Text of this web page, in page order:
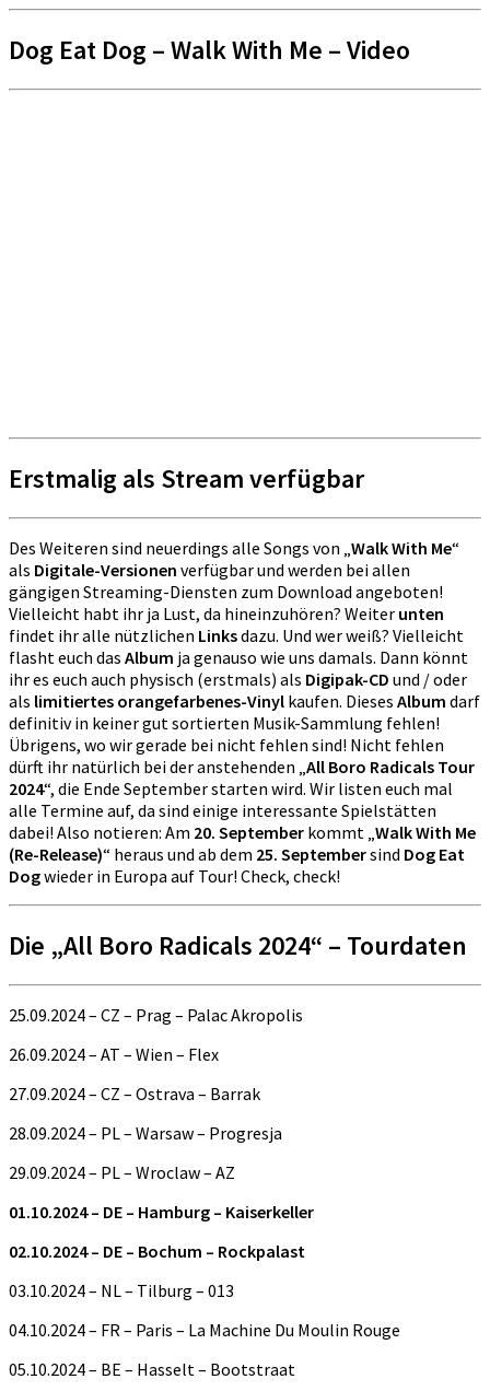
Dog Eat Dog – Walk With Me – Video
Erstmalig als Stream verfügbar
Des Weiteren sind neuerdings alle Songs von „Walk With Me“
als Digitale-Versionen verfügbar und werden bei allen
gängigen Streaming-Diensten zum Download angeboten!
Vielleicht habt ihr ja Lust, da hineinzuhören? Weiter unten
findet ihr alle nützlichen Linksdazu. Und wer weiß? Vielleicht
flasht euch das Album ja genauso wie uns damals. Dann könnt
ihr es euch auch physisch (erstmals) als Digipak-CD und / oder
als limitiertes orangefarbenes-Vinyl kaufen. Dieses Album darf
definitiv in keiner gut sortierten Musik-Sammlung fehlen!
Übrigens, wo wir gerade bei nicht fehlen sind! Nicht fehlen
dürft ihr natürlich bei der anstehenden „All Boro Radicals Tour
2024“, die Ende September starten wird. Wir listen euch mal
alle Termine auf, da sind einige interessante Spielstätten
dabei! Also notieren: Am 20. September kommt „Walk With Me
(Re-Release)“ heraus und ab dem 25. Septembersind Dog Eat
Dogwieder in Europa auf Tour! Check, check!
Die „All Boro Radicals 2024“ – Tourdaten
25.09.2024 – CZ – Prag – Palac Akropolis
26.09.2024 – AT – Wien – Flex
27.09.2024 – CZ – Ostrava – Barrak
28.09.2024 – PL – Warsaw – Progresja
29.09.2024 – PL – Wroclaw – AZ
01.10.2024 – DE – Hamburg – Kaiserkeller
02.10.2024 – DE – Bochum – Rockpalast
03.10.2024 – NL – Tilburg – 013
04.10.2024 – FR – Paris – La Machine Du Moulin Rouge
05.10.2024 – BE – Hasselt – Bootstraat